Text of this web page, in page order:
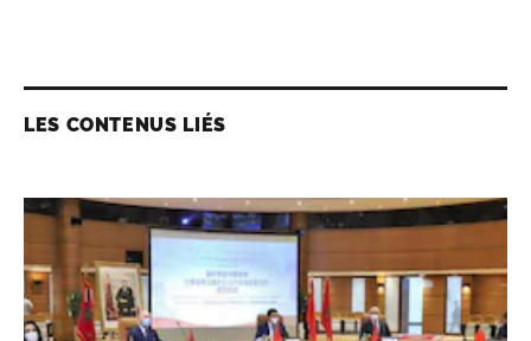
LES CONTENUS LIÉS